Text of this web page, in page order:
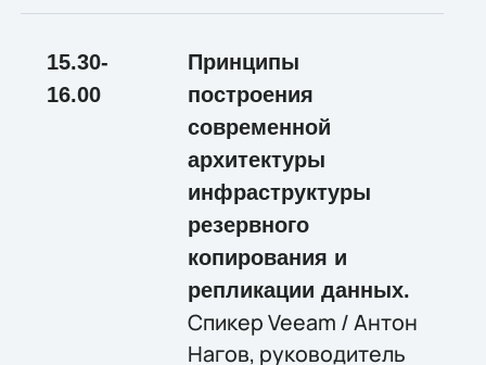
15.30-
16.00
Принципы
построения
современной
архитектуры
инфраструктуры
резервного
копирования и
репликации данных.
Спикер Veeam / Антон
Нагов, руководитель